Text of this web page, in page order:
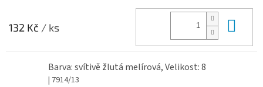
132 Kč / ks
Barva: svítivě žlutá melírová, Velikost: 8
| 7914/13